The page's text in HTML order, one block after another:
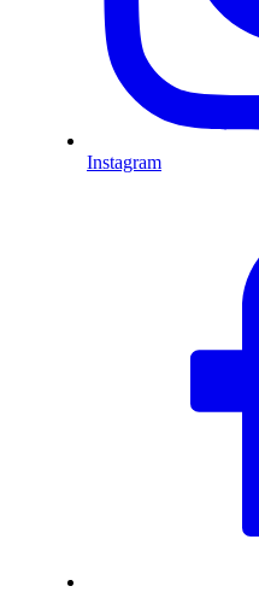
Instagram